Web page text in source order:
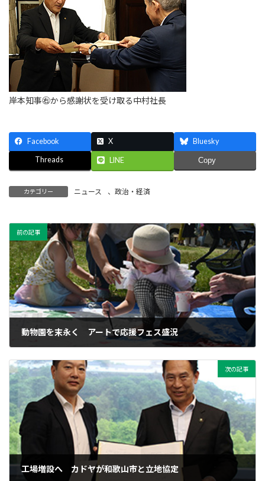
岸本知事㊨から感謝状を受け取る中村社長
Facebook X Bluesky
Threads LINE Copy
カテゴリー ニュース 、 政治・経済
前の記事
動物園を末永く アートで応援フェス盛況
次の記事
工場増設へ カドヤが和歌山市と立地協定